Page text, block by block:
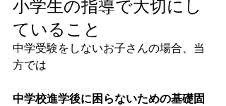
小学生の指導で大切にし
ていること
中学受験をしないお子さんの場合、当
方では
中学校進学後に困らないための基礎固